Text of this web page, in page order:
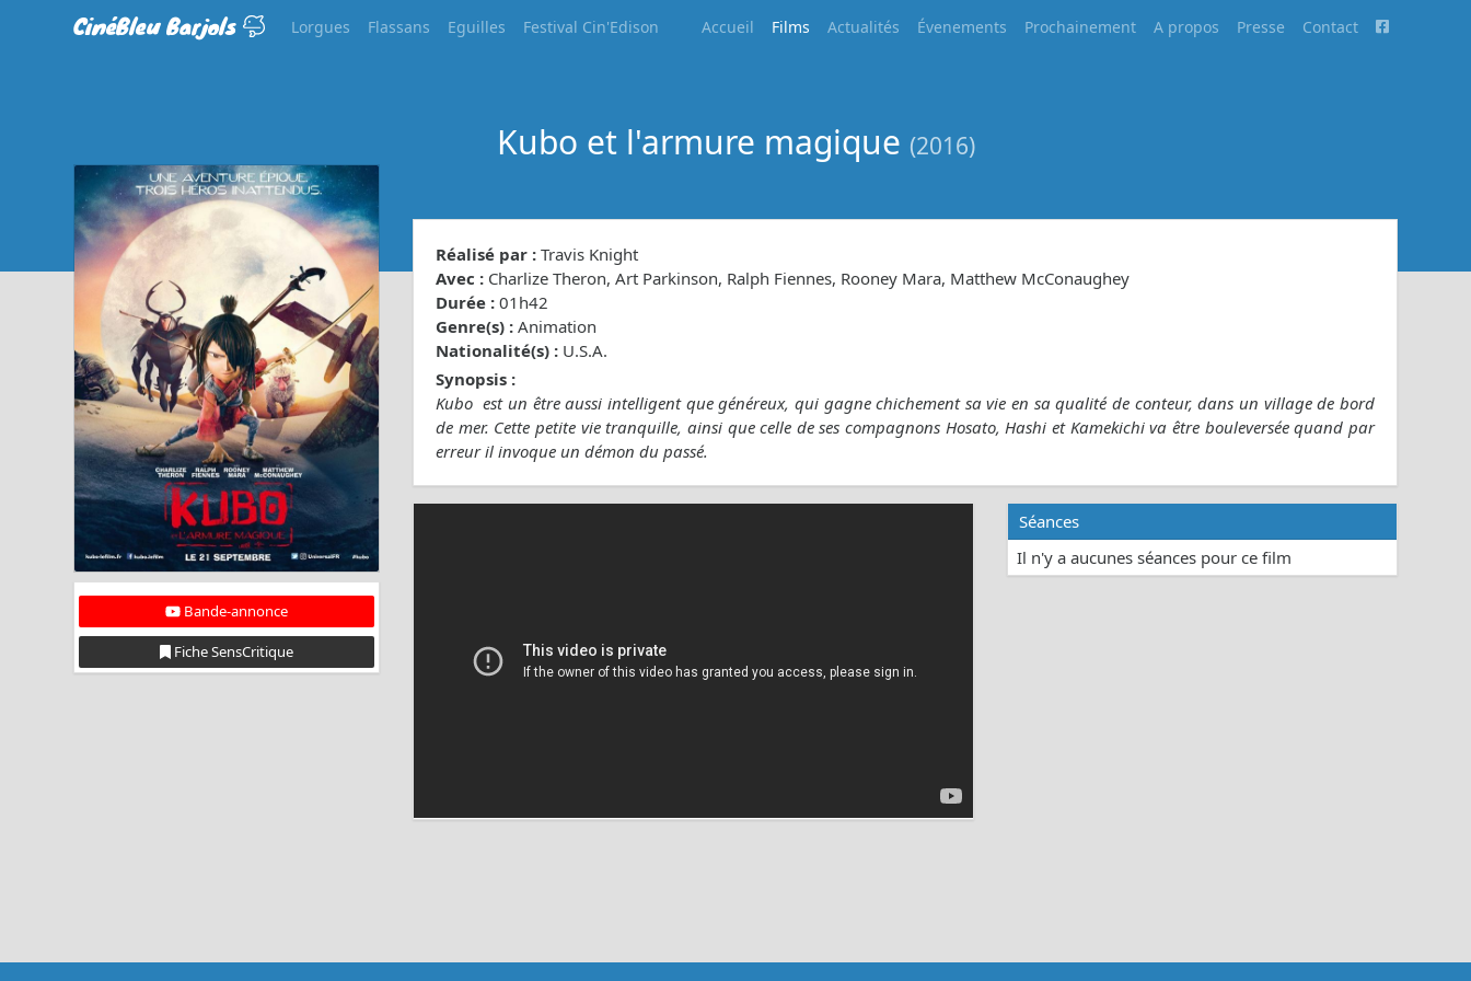
CinéBleu Barjols Lorgues Flassans Eguilles Festival Cin'Edison Accueil Films Actualités Évenements Prochainement A propos Presse Contact
Kubo et l'armure magique (2016)
Bande-annonce
Fiche SensCritique
Réalisé par : Travis Knight
Avec : Charlize Theron, Art Parkinson, Ralph Fiennes, Rooney Mara, Matthew McConaughey
Durée : 01h42
Genre(s) : Animation
Nationalité(s) : U.S.A.
Synopsis :
Kubo est un être aussi intelligent que généreux, qui gagne chichement sa vie en sa qualité de conteur, dans un village de bord
de mer. Cette petite vie tranquille, ainsi que celle de ses compagnons Hosato, Hashi et Kamekichi va être bouleversée quand par
erreur il invoque un démon du passé.
Séances
Il n'y a aucunes séances pour ce film